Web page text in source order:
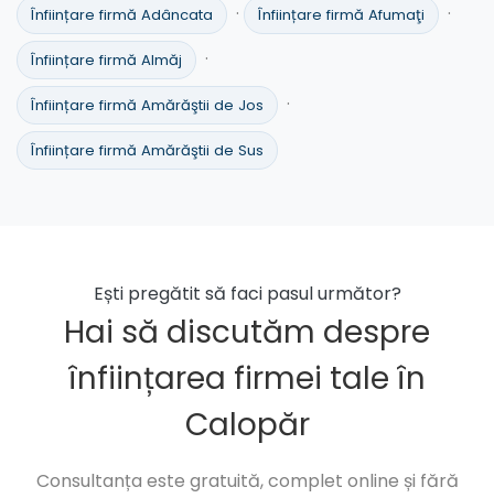
Înființare firmă Adâncata · Înființare firmă Afumaţi ·
Înființare firmă Almăj ·
Înființare firmă Amărăştii de Jos ·
Înființare firmă Amărăştii de Sus
Ești pregătit să faci pasul următor?
Hai să discutăm despre
înființarea firmei tale în
Calopăr
Consultanța este gratuită, complet online și fără